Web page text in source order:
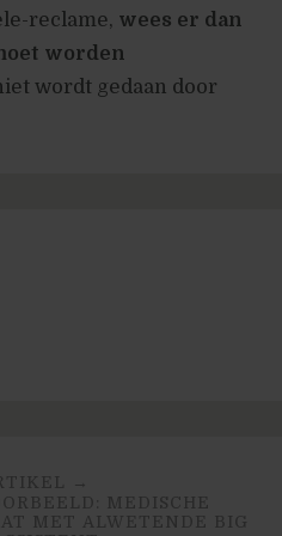
reclame, wees er dan
worden
wordt gedaan door
→
MEDISCHE
MET ALWETENDE BIG